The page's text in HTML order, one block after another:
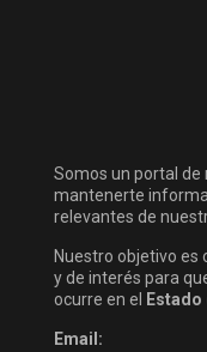
Somos un portal
mantenerte
relevantes de
Nuestro objetivo
y de interés para
ocurre en el
Email: